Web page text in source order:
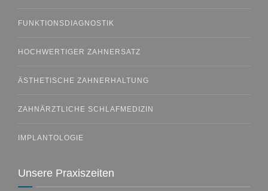
FUNKTIONSDIAGNOSTIK
HOCHWERTIGER ZAHNERSATZ
ÄSTHETISCHE ZAHNERHALTUNG
ZAHNÄRZTLICHE SCHLAFMEDIZIN
IMPLANTOLOGIE
Unsere Praxiszeiten